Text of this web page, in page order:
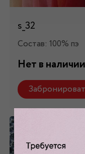
s_32
Состав: 100% пэ
Нет в наличии